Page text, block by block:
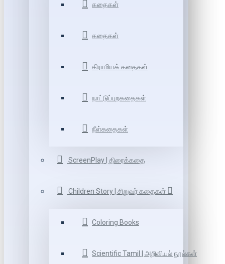
கதைகள்
கதைகள்
கிராமியக் கதைகள்
நாட்டுப்புறகதைகள்
நீள்கதைகள்
ScreenPlay | திரைக்கதை
Children Story | சிறுவர் கதைகள்
Coloring Books
Scientific Tamil | அறிவியல் நூல்கள்